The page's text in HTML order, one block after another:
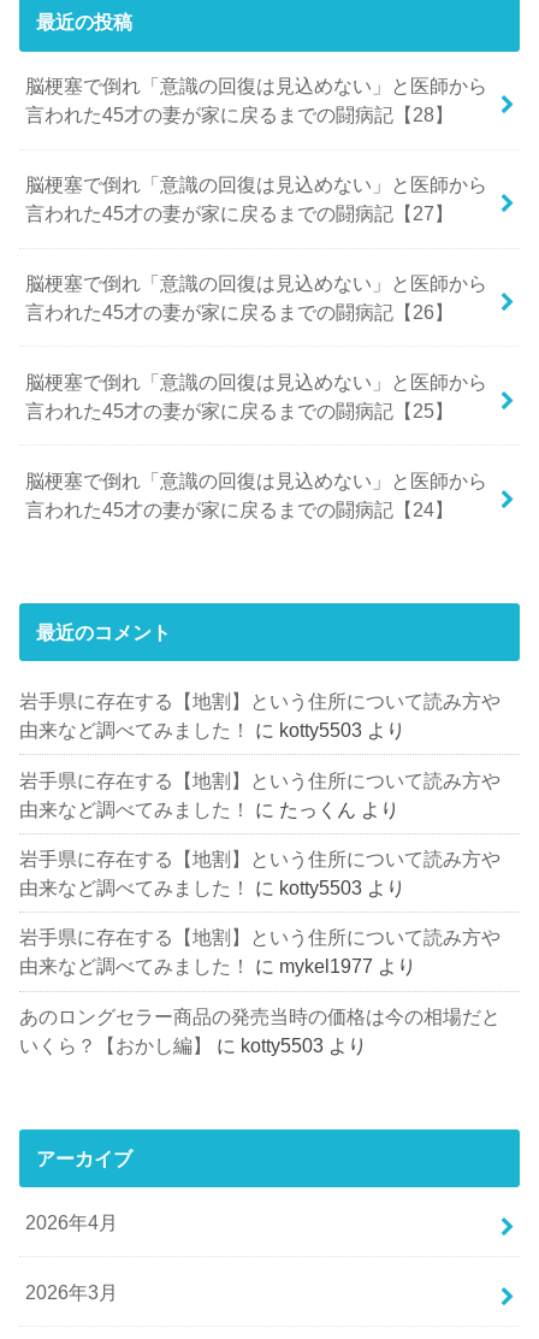
最近の投稿
脳梗塞で倒れ「意識の回復は見込めない」と医師から
言われた45才の妻が家に戻るまでの闘病記【28】
脳梗塞で倒れ「意識の回復は見込めない」と医師から
言われた45才の妻が家に戻るまでの闘病記【27】
脳梗塞で倒れ「意識の回復は見込めない」と医師から
言われた45才の妻が家に戻るまでの闘病記【26】
脳梗塞で倒れ「意識の回復は見込めない」と医師から
言われた45才の妻が家に戻るまでの闘病記【25】
脳梗塞で倒れ「意識の回復は見込めない」と医師から
言われた45才の妻が家に戻るまでの闘病記【24】
最近のコメント
岩手県に存在する【地割】という住所について読み方や
由来など調べてみました！
に kotty5503 より
岩手県に存在する【地割】という住所について読み方や
由来など調べてみました！
に たっくん より
岩手県に存在する【地割】という住所について読み方や
由来など調べてみました！
に kotty5503 より
岩手県に存在する【地割】という住所について読み方や
由来など調べてみました！
に mykel1977 より
あのロングセラー商品の発売当時の価格は今の相場だと
いくら？【おかし編】
に kotty5503 より
アーカイブ
2026年4月
2026年3月